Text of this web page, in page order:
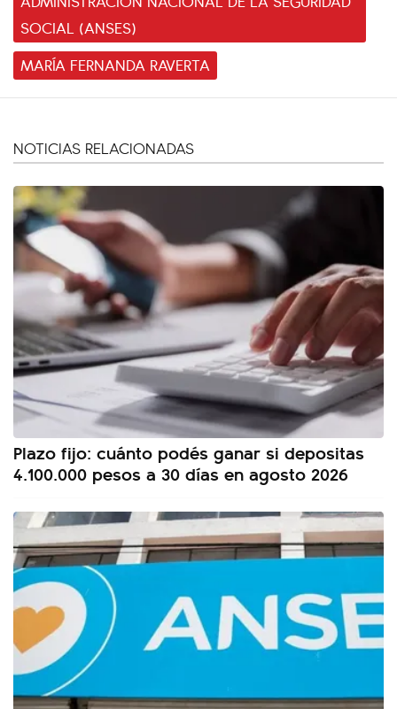
SOCIAL (ANSES)
MARÍA FERNANDA RAVERTA
NOTICIAS RELACIONADAS
Plazo fijo: cuánto podés ganar si depositas
4.100.000 pesos a 30 días en agosto 2026